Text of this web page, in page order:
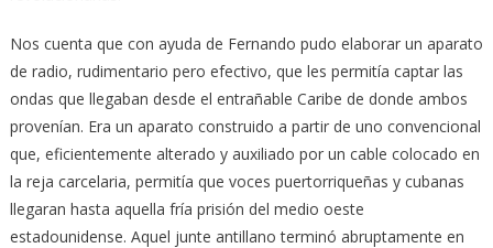
Nos cuenta que con ayuda de Fernando pudo elaborar un aparato
de radio, rudimentario pero efectivo, que les permitía captar las
ondas que llegaban desde el entrañable Caribe de donde ambos
provenían. Era un aparato construido a partir de uno convencional
que, eficientemente alterado y auxiliado por un cable colocado en
la reja carcelaria, permitía que voces puertorriqueñas y cubanas
llegaran hasta aquella fría prisión del medio oeste
estadounidense. Aquel junte antillano terminó abruptamente en